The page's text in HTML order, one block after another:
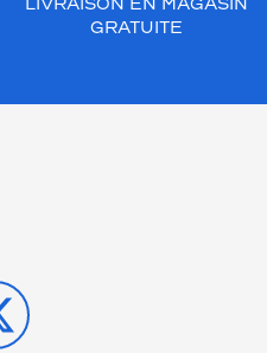
LIVRAISON EN MAGASIN
GRATUITE